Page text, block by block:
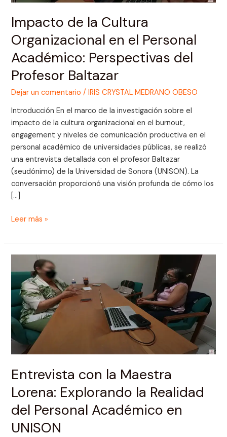
Impacto de la Cultura
Organizacional en el Personal
Académico: Perspectivas del
Profesor Baltazar
Dejar un comentario /IRIS CRYSTAL MEDRANO OBESO
Introducción En el marco de la investigación sobre el
impacto de la cultura organizacional en el burnout,
engagement y niveles de comunicación productiva en el
personal académico de universidades públicas, se realizó
una entrevista detallada con el profesor Baltazar
(seudónimo) de la Universidad de Sonora (UNISON). La
conversación proporcionó una visión profunda de cómo los
[…]
Académico:
Perspectivas
del
Profesor
Baltazar
Leer más »
Entrevista con la Maestra
Lorena: Explorando la Realidad
del Personal Académico en
UNISON
Entrevista
con
Maestra
Lorena:
Explorando
Realidad
del
Personal
Académico
en
UNISON